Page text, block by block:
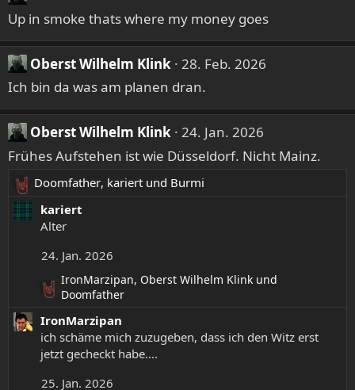
o
n
n
:
Up in smoke thats where my money goes
Oberst Wilhelm Klink
28. Feb. 2026
Ich bin da was am planen dran.
Oberst Wilhelm Klink 24. Jan. 2026
Frühes Aufstehen ist wie Düsseldorf. Nicht Mainz.
R
e
a
e
Doomfather, kariert und Burmi
kariert
Alter
24. Jan. 2026
R
a
k
t
o
IronMarzipan, Oberst Wilhelm Klink und
Doomfather
IronMarzipan
ich schäme mich zuzugeben, dass ich den Witz erst
jetzt gecheckt habe....
25. Jan. 2026